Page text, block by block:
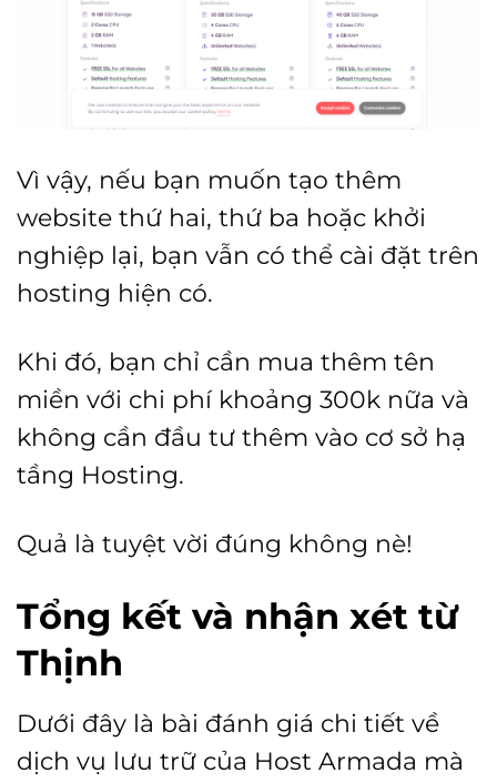
Vì vậy, nếu bạn muốn tạo thêm
website thứ hai, thứ ba hoặc khởi
nghiệp lại, bạn vẫn có thể cài đặt trên
hosting hiện có.
Khi đó, bạn chỉ cần mua thêm tên
miền với chi phí khoảng 300k nữa và
không cần đầu tư thêm vào cơ sở hạ
tầng Hosting.
Quả là tuyệt vời đúng không nè!
Tổng kết và nhận xét từ
Thịnh
Dưới đây là bài đánh giá chi tiết về
dịch vụ lưu trữ của Host Armada mà